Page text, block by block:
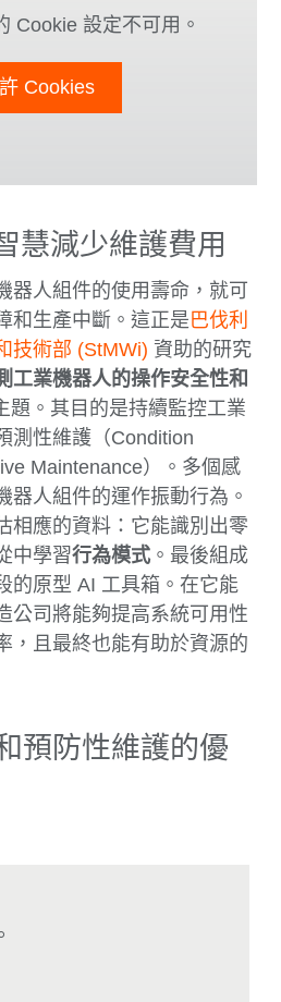
Cookie 設定不可用。
Cookies
慧減少維護費用
器人組件的使用壽命，就可
和生產中斷。這正是 巴伐利
技術部 (StMWi) 資助的研究
工業機器人的操作安全性和
題。其目的是持續監控工業
測性維護（Condition
Maintenance）。多個感
器人組件的運作振動行為。
相應的資料：它能識別出零
中學習行為模式 。最後組成
的原型 AI 工具箱。在它能
公司將能夠提高系統可用性
，且最終也能有助於資源的
預防性維護的優